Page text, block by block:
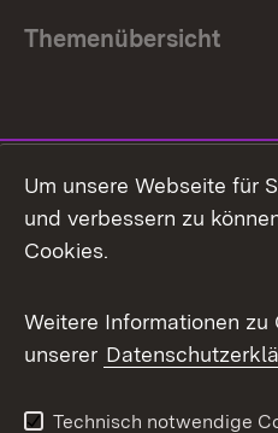
Themenübersicht
Facebook
X / Twitter
Youtube
Um unsere Webseite für
und verbessern zu
Cookies.
Weitere Informationen zu
unserer
Technisch notwendige